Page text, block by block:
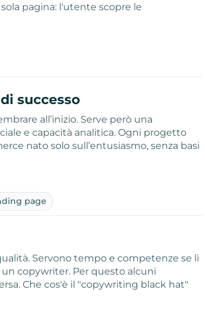
pagina: l'utente scopre le
successo
all’inizio. Serve però una
e capacità analitica. Ogni progetto
nato solo sull’entusiasmo, senza basi
page
Servono tempo e competenze se li
copywriter. Per questo alcuni
Che cos'è il "copywriting black hat"